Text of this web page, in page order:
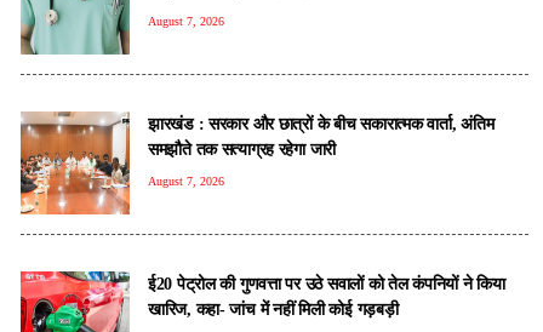
August 7, 2026
झारखंड : सरकार और छात्रों के बीच सकारात्मक वार्ता, अंतिम
समझौते तक सत्याग्रह रहेगा जारी
August 7, 2026
ई20 पेट्रोल की गुणवत्ता पर उठे सवालों को तेल कंपनियों ने किया
खारिज, कहा- जांच में नहीं मिली कोई गड़बड़ी